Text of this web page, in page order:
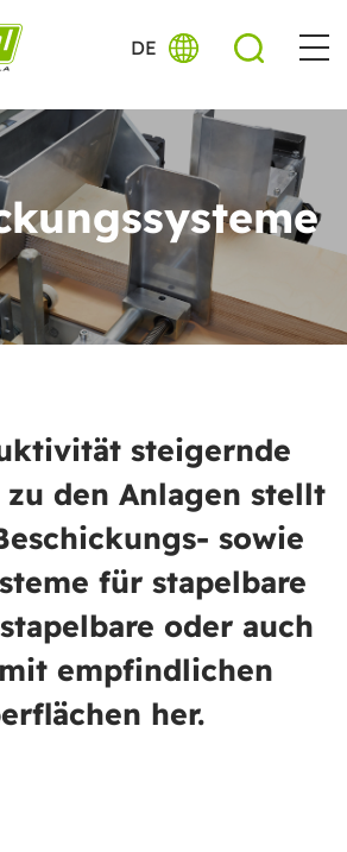
DE
steigernde
zu den Anlagen stellt
sowie
für stapelbare
oder auch
empfindlichen
her.